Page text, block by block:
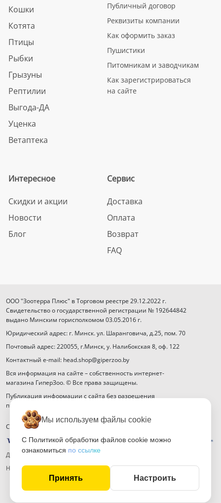
Кошки
Котята
Птицы
Рыбки
Грызуны
Рептилии
Выгода-ДА
Уценка
Ветаптека
Публичный договор
Реквизиты компании
Как оформить заказ
Пушистики
Питомникам и заводчикам
Как зарегистрироваться
на сайте
Интересное
Скидки и акции
Новости
Блог
Сервис
Доставка
Оплата
Возврат
FAQ
ООО "Зоотерра Плюс" в Торговом реестре 29.12.2022 г.
Свидетельство о государственной регистрации № 192644842
выдано Минским горисполкомом 03.05.2016 г.
Юридический адрес: г. Минск. ул. Шаранговича, д.25, пом. 70
Почтовый адрес: 220055, г.Минск, у. Налибокская 8, оф. 122
Контактный e-mail: head.shop@giperzoo.by
Вся информация на сайте – собственность интернет-
магазина ГиперЗоо. © Все права защищены.
Публикация информации с сайта без разрешения
правообладателя запрещена.
Способы оплаты
Договор публичной оферты
Настройка файлов cookie
Мы используем файлы cookie
С Политикой обработки файлов cookie можно
ознакомиться по ссылке
Принять Настроить